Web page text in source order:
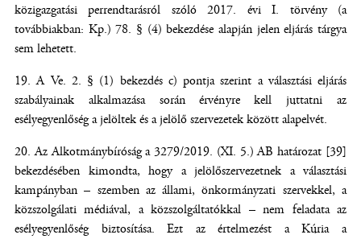
közigazgatási perrendtarásról szóló 2017. évi I. törvény (a
továbbiakban: Kp.) 78. § (4) bekezdése alapján jelen eljárás tárgya
sem lehetett.
A Ve. 2. § (1) bekezdés c) pontja szerint a választási eljárás
szabályainak alkalmazása során érvényre kell juttatni az
esélyegyenlőség a jelöltek és a jelölő szervezetek között alapelvét.
Az Alkotmánybíróság a 3279/2019. (XI. 5.) AB határozat [39]
bekezdésében kimondta, hogy a jelölőszervezetnek a választási
kampányban – szemben az állami, önkormányzati szervekkel, a
közszolgálati médiával, a közszolgáltatókkal – nem feladata az
esélyegyenlőség biztosítása. Ezt az értelmezést a Kúria a